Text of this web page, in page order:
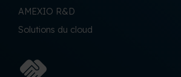
AMEXIO R&D
Solutions du cloud